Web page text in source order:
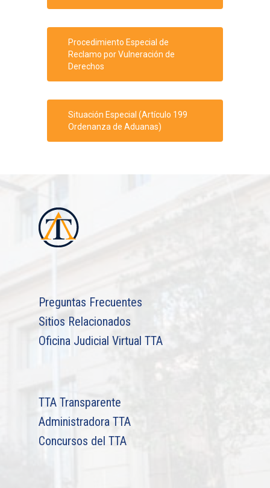
Procedimiento Especial de
Reclamo por Vulneración de
Derechos
Situación Especial (Artículo 199
Ordenanza de Aduanas)
Preguntas Frecuentes
Sitios Relacionados
Oficina Judicial Virtual TTA
TTA Transparente
Administradora TTA
Concursos del TTA